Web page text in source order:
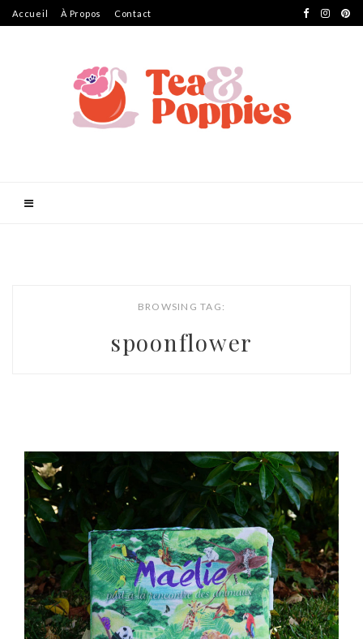
Accueil À Propos Contact
BROWSING TAG:
spoonflower